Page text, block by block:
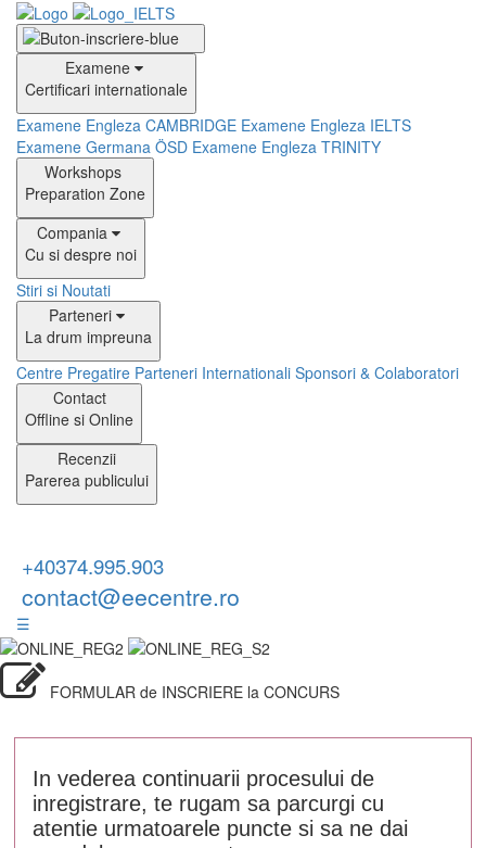
Examene
Certificari internationale
Examene Engleza CAMBRIDGE Examene Engleza IELTS
Examene Germana ÖSD Examene Engleza TRINITY
Workshops
Preparation Zone
Compania
Cu si despre noi
Stiri si Noutati
Parteneri
La drum impreuna
Centre Pregatire Parteneri Internationali Sponsori & Colaboratori
Contact
Offline si Online
Recenzii
Parerea publicului
+40374.995.903
contact@eecentre.ro
☰
FORMULAR de INSCRIERE la CONCURS
In vederea continuarii procesului de
inregistrare, te rugam sa parcurgi cu
atentie urmatoarele puncte si sa ne dai